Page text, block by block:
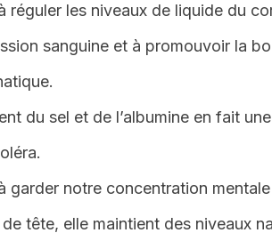
réguler les niveaux de liquide du
sanguine et à promouvoir la
du sel et de l’albumine en fait
garder notre concentration
de tête, elle maintient des niveaux